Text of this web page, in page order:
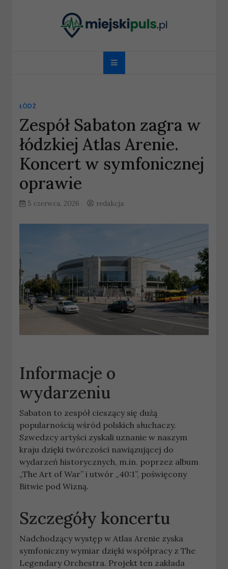
miejskipuls.pl
ŁÓDŹ
Zespół Sabaton zagra w
łódzkiej Atlas Arenie.
Koncert w symfonicznej
oprawie
5 czerwca, 2026 redakcja
Informacje o
wydarzeniu
Sabaton to zespół cieszący się dużą
popularnością wśród polskich słuchaczy.
Szwedzcy artyści zyskali uznanie w naszym
kraju dzięki twórczości nawiązującej do
wydarzeń historycznych, m.in. poprzez album
„The Art of War” i utwór „40:1”, poświęcony
Bitwie pod Wizną.
Szczegóły koncertu
Nadchodzący występ w Atlas Arenie zyska
symfoniczny wymiar dzięki współpracy z The
Legendary Orchestra. Projekt ten zakłada